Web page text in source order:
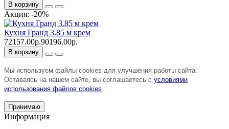
В корзину
Акция: -20%
Кухня Гранд 3.85 м крем
72157.00р.90196.00р.
В корзину
Мы используем файлы cookies для улучшения работы сайта.
Оставаясь на нашем сайте, вы соглашаетесь с условиями
использования файлов cookies.
Принимаю
Информация